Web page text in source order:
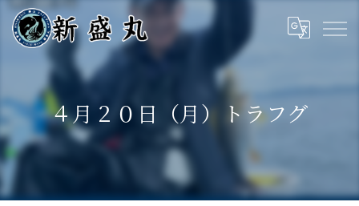
４月２０日（月）トラフグ